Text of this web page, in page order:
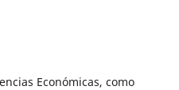
Económicas, como